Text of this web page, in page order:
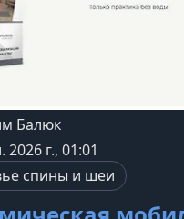
Балюк
г., 01:01
спины и шеи